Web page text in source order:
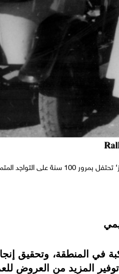
المتميّز في أفريقيا والشرق الأوسط
المزيد من العروض